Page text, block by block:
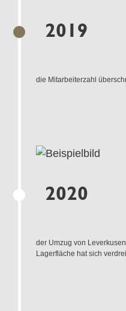
2019
die Mitarbeiterzahl
2020
der Umzug von
Lagerfläche hat sich